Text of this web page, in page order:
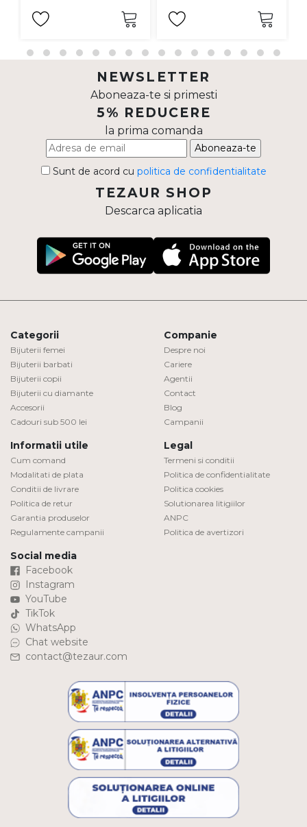
NEWSLETTER
Aboneaza-te si primesti
5% REDUCERE
la prima comanda
Aboneaza-te
Sunt de acord cu politica de confidentialitate
TEZAUR SHOP
Descarca aplicatia
Categorii
Bijuterii femei
Bijuterii barbati
Bijuterii copii
Bijuterii cu diamante
Accesorii
Cadouri sub 500 lei
Companie
Despre noi
Cariere
Agentii
Contact
Blog
Campanii
Informatii utile
Cum comand
Modalitati de plata
Conditii de livrare
Politica de retur
Garantia produselor
Regulamente campanii
Legal
Termeni si conditii
Politica de confidentialitate
Politica cookies
Solutionarea litigiilor
ANPC
Politica de avertizori
Social media
Facebook
Instagram
YouTube
TikTok
WhatsApp
Chat website
contact@tezaur.com